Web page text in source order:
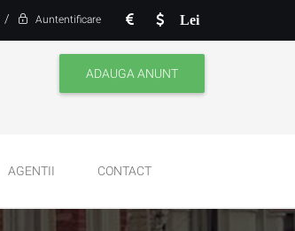
Lei
/ Auntentificare
ADAUGA ANUNT
AGENTII CONTACT